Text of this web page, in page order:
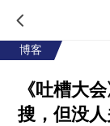
博客
《吐槽大
搜，但没